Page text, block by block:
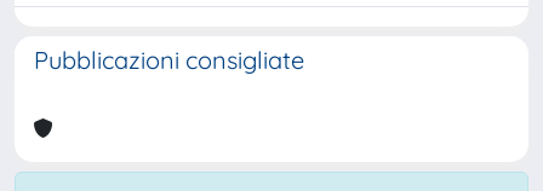
Pubblicazioni consigliate